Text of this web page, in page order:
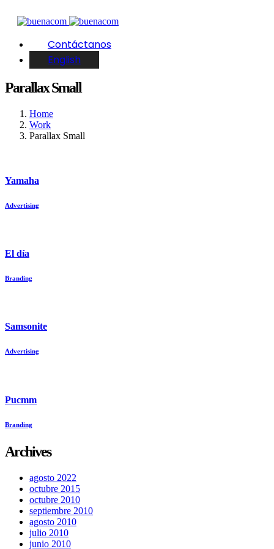
Contáctanos
English
Parallax Small
Home
Work
Parallax Small
Yamaha
Advertising
El día
Branding
Samsonite
Advertising
Pucmm
Branding
Archives
agosto 2022
octubre 2015
octubre 2010
septiembre 2010
agosto 2010
julio 2010
junio 2010